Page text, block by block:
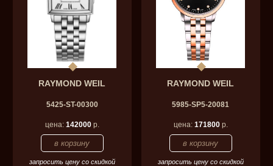
RAYMOND WEIL
5425-ST-00300
цена: 142000р.
запросить цену со скидкой
RAYMOND WEIL
5985-SP5-20081
цена: 171800р.
запросить цену со скидкой